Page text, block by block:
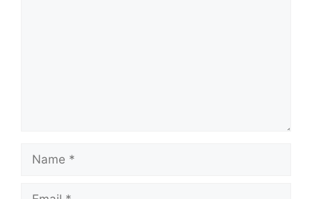
Name
Email